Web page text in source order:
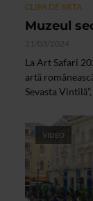
CLIPA DE ARTA
Muzeul
21/03/2024
La Art Safari
artă
Sevasta
VIDEO